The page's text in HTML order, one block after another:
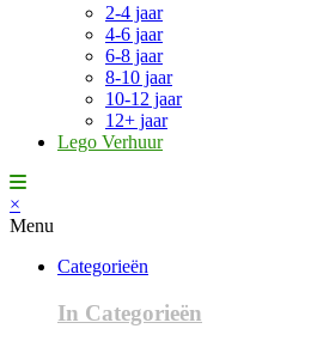
2-4 jaar
4-6 jaar
6-8 jaar
8-10 jaar
10-12 jaar
12+ jaar
Lego Verhuur
×
Menu
Categorieën
In Categorieën